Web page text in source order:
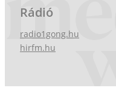
Rádió
radio1gong.hu
hirfm.hu